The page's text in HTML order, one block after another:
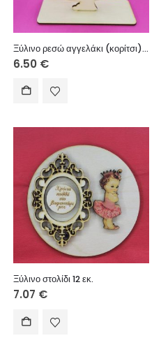
Ξύλινο ρεσώ αγγελάκι (κορίτσι) Στον παππού μου Με αγάπη 15 εκ.
6.50 €
Ξύλινο στολίδι 12 εκ.
7.07 €